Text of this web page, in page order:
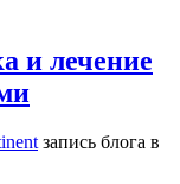
и лечение
запись блога в